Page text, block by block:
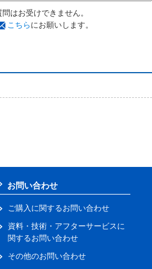
はお受けできません。
こちら にお願いします。
お問い合わせ
ご購入に関するお問い合わせ
資料・技術・アフターサービスに
関するお問い合わせ
その他のお問い合わせ